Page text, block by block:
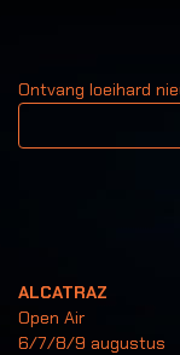
Ontvang loeihard
Uw email adres
ALCATRAZ
Open Air
6/7/8/9 augustus